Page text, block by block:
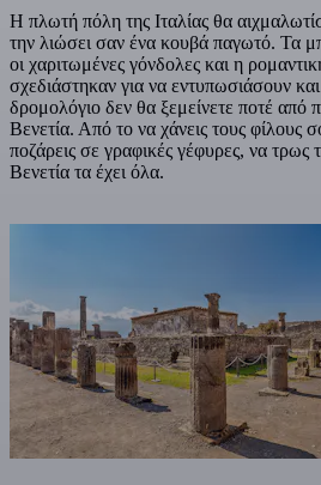
Η πλωτή πόλη της Ιταλίας θα
την λιώσει σαν ένα κουβά παγωτό. Τα
οι χαριτωμένες γόνδολες και η
σχεδιάστηκαν για να εντυπωσιάσουν
δρομολόγιο δεν θα ξεμείνετε ποτέ από
Βενετία. Από το να χάνεις τους φίλους
ποζάρεις σε γραφικές γέφυρες, να τρως
Βενετία τα έχει όλα.